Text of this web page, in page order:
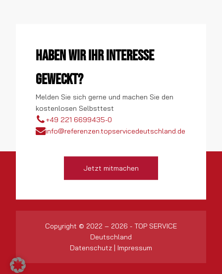
Haben wir Ihr Interesse
geweckt?
Melden Sie sich gerne und machen Sie den
kostenlosen Selbsttest
+49 221 6699435-0
info@referenzen.topservicedeutschland.de
Jetzt mitmachen
Copyright © 2022 – 2026 - TOP SERVICE
Deutschland
Datenschutz | Impressum